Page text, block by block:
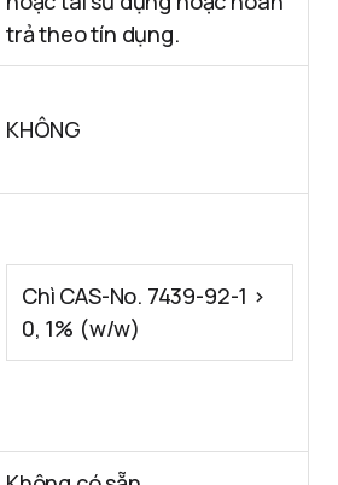
trả theo tín dụng.
KHÔNG
Chì CAS-No. 7439-92-1 >
0, 1% (w/w)